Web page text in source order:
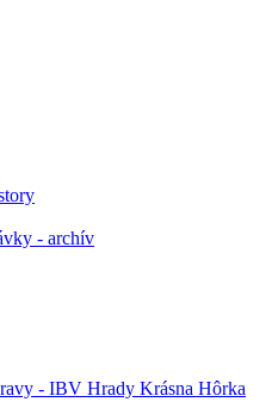
- archív
- IBV Hrady Krásna Hôrka